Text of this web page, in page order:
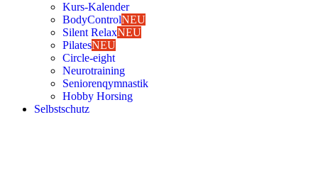
Kurs-Kalen­­der
Body­Con­trolNEU
Silent RelaxNEU
Pila­tesNEU
Cir­cle-eight
Neu­ro­trai­ning
Senio­ren­qym­nas­tik
Hob­by Hor­sing
Selbst­schutz